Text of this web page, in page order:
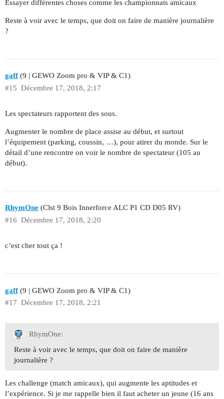
Essayer différentes choses comme les championnats amicaux
Reste à voir avec le temps, que doit on faire de manière journalière
?
gaff(9 | GEWO Zoom pro & VIP & C1)
Décembre 17, 2018, 2:17
#15
Les spectateurs rapportent des sous.
Augmenter le nombre de place assise au début, et surtout
l’équipement (parking, coussin, …), pour atirer du monde. Sur le
détail d’une rencontre on voir le nombre de spectateur (105 au
début).
RhymOne (Clst 9 Bois Innerforce ALC P1 CD D05 RV)
Décembre 17, 2018, 2:20
#16
c’est cher tout ça !
gaff(9 | GEWO Zoom pro & VIP & C1)
Décembre 17, 2018, 2:21
#17
RhymOne:
Reste à voir avec le temps, que doit on faire de manière
journalière ?
Les challenge (match amicaux), qui augmente les aptitudes et
l’expérience. Si je me rappelle bien il faut acheter un jeune (16 ans